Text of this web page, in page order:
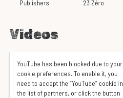
Publishers 23 Zéro
Videos
YouTube has been blocked due to your
cookie preferences. To enable it, you
need to accept the “YouTube” cookie in
the list of partners, or click the button